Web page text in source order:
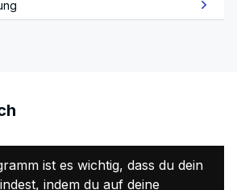
ist es wichtig, dass du dein
indem du auf deine